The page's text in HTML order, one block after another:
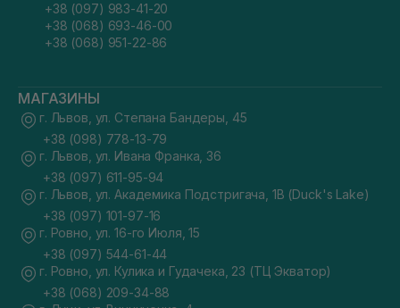
+38 (097) 983-41-20
+38 (068) 693-46-00
+38 (068) 951-22-86
МАГАЗИНЫ
г. Львов, ул. Степана Бандеры, 45
+38 (098) 778-13-79
г. Львов, ул. Ивана Франка, 36
+38 (097) 611-95-94
г. Львов, ул. Академика Подстригача, 1В (Duck's Lake)
+38 (097) 101-97-16
г. Ровно, ул. 16-го Июля, 15
+38 (097) 544-61-44
г. Ровно, ул. Кулика и Гудачека, 23 (ТЦ Экватор)
+38 (068) 209-34-88